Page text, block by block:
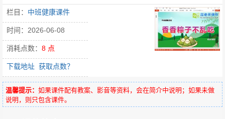
栏目： 中班健康课件
时间：2026-06-08
消耗点数： 8 点
下载地址 获取点数？
温馨提示： 如果课件配有教案、影音等资料，会在简介中说明；如果未做
说明，则只包含课件。